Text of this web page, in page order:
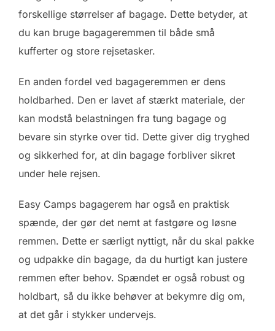
forskellige størrelser af bagage. Dette betyder, at
du kan bruge bagageremmen til både små
kufferter og store rejsetasker.
En anden fordel ved bagageremmen er dens
holdbarhed. Den er lavet af stærkt materiale, der
kan modstå belastningen fra tung bagage og
bevare sin styrke over tid. Dette giver dig tryghed
og sikkerhed for, at din bagage forbliver sikret
under hele rejsen.
Easy Camps bagagerem har også en praktisk
spænde, der gør det nemt at fastgøre og løsne
remmen. Dette er særligt nyttigt, når du skal pakke
og udpakke din bagage, da du hurtigt kan justere
remmen efter behov. Spændet er også robust og
holdbart, så du ikke behøver at bekymre dig om,
at det går i stykker undervejs.